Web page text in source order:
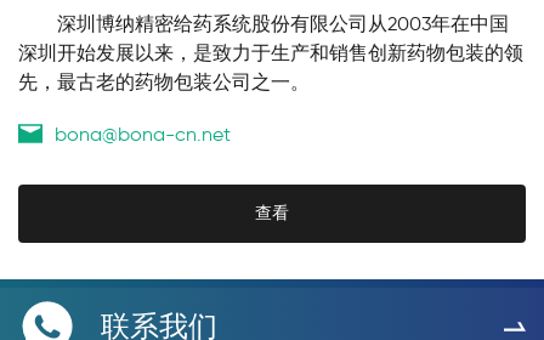
深圳开始发展以来，是致力于生产和销售创新药物包装的领
先，最古老的药物包装公司之一。
bona@bona-cn.net
查看
联系我们